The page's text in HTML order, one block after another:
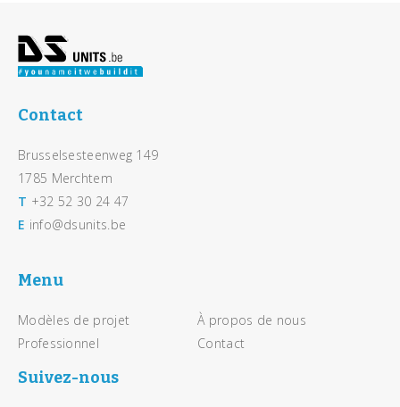
Contact
Brusselsesteenweg 149
1785 Merchtem
T +32 52 30 24 47
E info@dsunits.be
Menu
Modèles de projet
Professionnel
À propos de nous
Contact
Suivez-nous